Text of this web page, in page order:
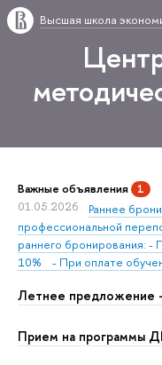
Высшая школа
Важные объявления 1
01.05.2026
Раннее
профессиональной
раннего бронирования: -
10% - При оплате
Летнее предложение
Прием на программы